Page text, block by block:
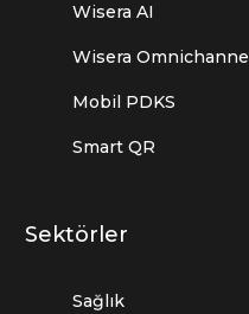
Wisera AI
Wisera Omnichannel
Mobil PDKS
Smart QR
Sektörler
Sağlık